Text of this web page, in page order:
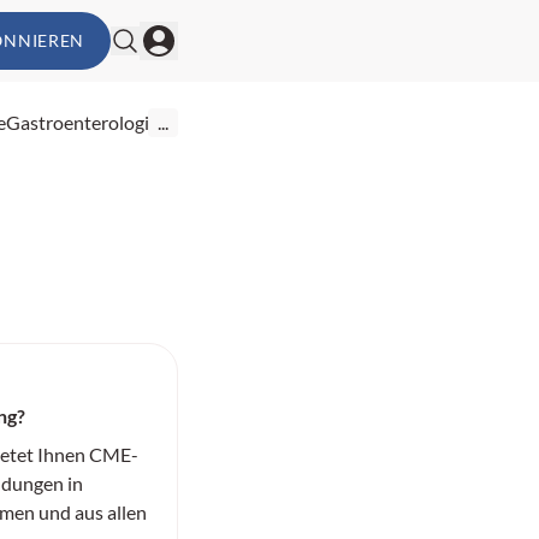
Gastroenterologie...
Ihnen CME-
in
und aus allen